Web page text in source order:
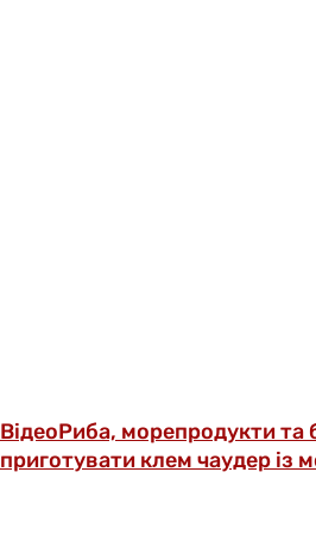
ВідеоРиба, морепродукти та
приготувати клем чаудер із